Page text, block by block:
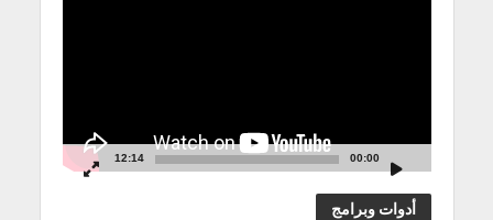
00:00
12:14
أدوات وبرامج